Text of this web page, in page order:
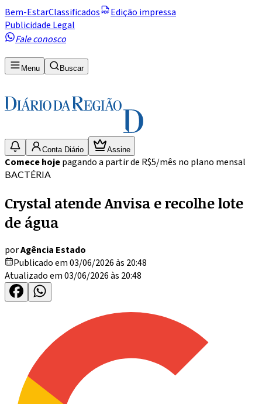
Bem-EstarClassificados
Edição impressa
Publicidade Legal
Fale conosco
Menu Buscar
Conta Diário Assine
Comece hojepagando a partir de R$5/mês no plano mensal
BACTÉRIA
Crystal atende Anvisa e recolhe lote
de água
porAgência Estado
Publicado em 03/06/2026 às 20:48
Atualizado em 03/06/2026 às 20:48